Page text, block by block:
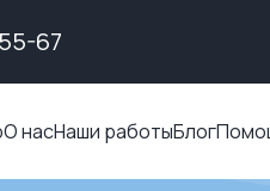
67
О насНаши работыБлог